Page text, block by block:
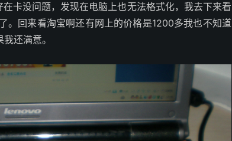
卡没问题，发现在电脑上也无法格式化，我去下来看
。回来看淘宝啊还有网上的价格是1200多我也不知道
还满意。